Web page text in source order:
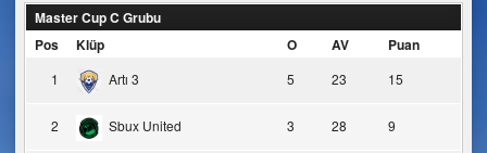
Master Cup C Grubu
Pos
Klüp O AV Puan
1 Artı 3 5 23 15
2 Sbux United 3 28 9